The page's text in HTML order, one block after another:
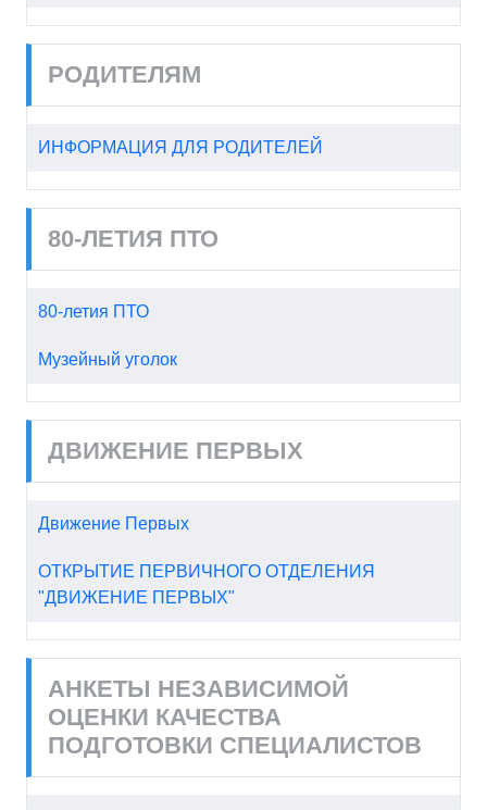
РОДИТЕЛЯМ
ИНФОРМАЦИЯ ДЛЯ РОДИТЕЛЕЙ
80-ЛЕТИЯ ПТО
80-летия ПТО
Музейный уголок
ДВИЖЕНИЕ ПЕРВЫХ
Движение Первых
ОТКРЫТИЕ ПЕРВИЧНОГО ОТДЕЛЕНИЯ
"ДВИЖЕНИЕ ПЕРВЫХ"
АНКЕТЫ НЕЗАВИСИМОЙ
ОЦЕНКИ КАЧЕСТВА
ПОДГОТОВКИ СПЕЦИАЛИСТОВ